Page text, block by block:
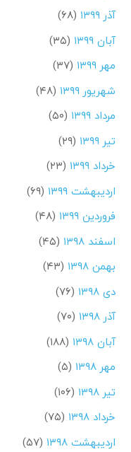
آذر ۱۳۹۹
(۶۸)
آبان ۱۳۹۹
(۳۵)
مهر ۱۳۹۹
(۳۷)
شهریور ۱۳۹۹
(۴۸)
مرداد ۱۳۹۹
(۵۰)
تیر ۱۳۹۹
(۲۹)
خرداد ۱۳۹۹
(۲۳)
اردیبهشت ۱۳۹۹
(۶۹)
فروردین ۱۳۹۹
(۴۸)
اسفند ۱۳۹۸
(۴۵)
بهمن ۱۳۹۸
(۴۳)
دی ۱۳۹۸
(۷۶)
آذر ۱۳۹۸
(۷۰)
آبان ۱۳۹۸
(۱۸۸)
مهر ۱۳۹۸
(۵)
تیر ۱۳۹۸
(۱۰۶)
خرداد ۱۳۹۸
(۷۵)
اردیبهشت ۱۳۹۸
(۵۷)